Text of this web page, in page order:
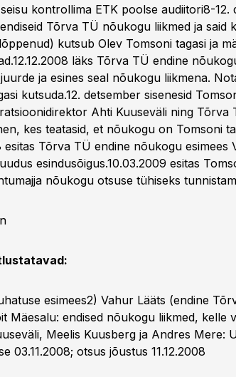
kontrollima ETK poolse audiitori8-12.
endiseid Tõrva TÜ nõukogu liikmed ja said
kutsub Olev Tomsoni tagasi ja
läks Tõrva TÜ endine
ja esines seal nõukogu liikmena.
kutsuda.12. detsember sisenesid
Ahti Kuuseväli ning Tõrva
kes teatasid, et nõukogu on Tomsoni
esitas Tõrva TÜ endine nõukogu esimees
esindusõigus.10.03.2009 esitas
nõukogu otsuse tühiseks
esimees2) Vahur Lääts (endine
Mäesalu: endised nõukogu liikmed, kelle
Meelis Kuusberg ja Andres Mere:
03.11.2008; otsus jõustus 11.12.2008